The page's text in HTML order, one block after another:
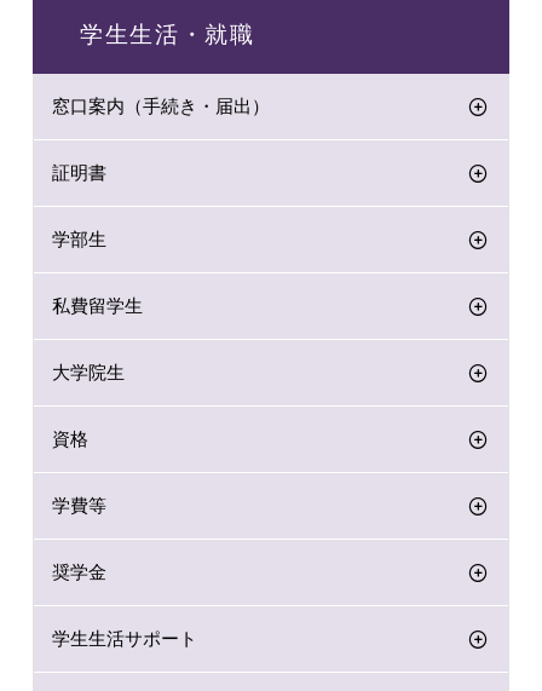
学生生活・就職
窓口案内（手続き・届出）
証明書
学部生
私費留学生
大学院生
資格
学費等
奨学金
学生生活サポート